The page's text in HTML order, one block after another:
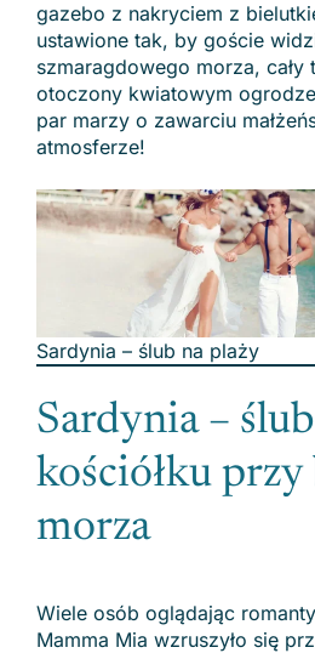
gazebo z nakryciem z
ustawione tak, by goście
szmaragdowego morza, cały
otoczony kwiatowym
par marzy o zawarciu
atmosferze!
Sardynia – ślub na plaży
Sardynia –
kościółku przy
morza
Wiele osób oglądając
Mamma Mia wzruszyło się